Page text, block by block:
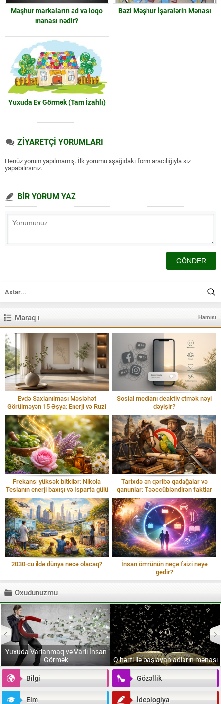
Məşhur markaların ad və loqo
mənası nədir?
Bəzi Məşhur İşarələrin Mənası
Yuxuda Ev Görmək (Tam İzahlı)
ZİYARETÇİ YORUMLARI
Henüz yorum yapılmamış. İlk yorumu aşağıdaki form aracılığıyla siz
yapabilirsiniz.
BİR YORUM YAZ
Maraqlı Hamısı
Evdə Saxlanılması Məsləhət
Görülməyən 15 Əşya: Enerji və Ruzi
Sosial medianı deaktiv etmək nəyi
dəyişir?
Frekansı yüksək bitkilər: Nikola
Teslanın enerji baxışı və Isparta gülü
Tarixdə ən qəribə qadağalar və
qanunlar: Təəccübləndirən faktlar
2030-cu ildə dünya necə olacaq?
İnsan ömrünün neçə faizi nəyə
gedir?
Oxudunuzmu
Yuxuda Varlanmaq və Varlı İnsan
Görmək
Q hərfi ilə başlayan adların mənası
Bilgi Gözəllik
Elm İdeologiya